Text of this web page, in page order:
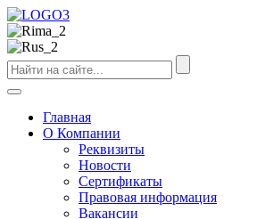
Главная
О Компании
Реквизиты
Новости
Сертификаты
Правовая информация
Вакансии